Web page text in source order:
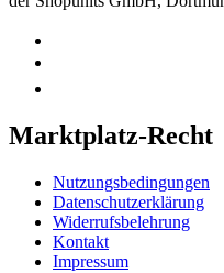
Marktplatz-Recht
Nutzungsbedingungen
Datenschutzerklärung
Widerrufsbelehrung
Kontakt
Impressum